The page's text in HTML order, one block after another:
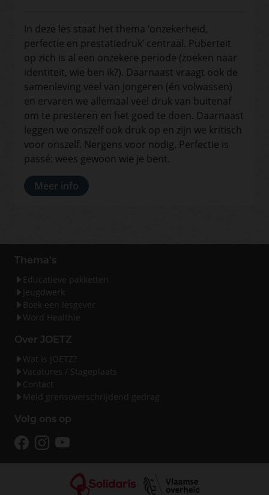
In deze les staat het thema ‘onzekerheid,
perfectie en prestatiedruk’ centraal. Puberteit
op zich is al een onzekere periode (zoeken naar
identiteit, wie ben ik?). Daarnaast vraagt ook de
samenleving veel van jongeren (én volwassen)
en ervaren we allemaal veel druk van buitenaf
om te presteren en het goed te doen. Daarnaast
leggen we onszelf ook druk op en zijn we kritisch
voor onszelf. Nergens voor nodig. Perfectie is
passé: wees gewoon wie je bent.
Meer info
Thema's
Educatieve pakketten
Jeugdwerk
Boek een lesgever
Word Healthie
Over JOETZ
Wat is JOETZ?
Vacatures / Stageplaats
Contact
Meld grensoverschrijdend gedrag
Volg ons op